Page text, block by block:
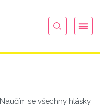
Naučím se všechny hlásky